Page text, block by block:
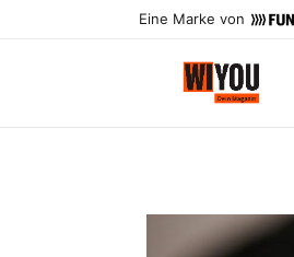
Eine Marke von